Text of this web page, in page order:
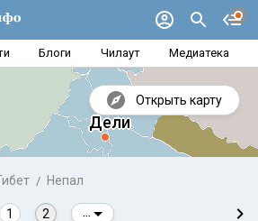
Блоги Чилаут Медиатека
Открыть карту
Непал
1 2